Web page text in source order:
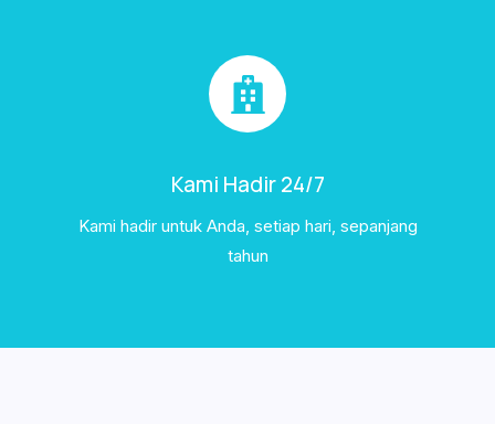
Kami Hadir 24/7
Kami hadir untuk Anda, setiap hari, sepanjang
tahun